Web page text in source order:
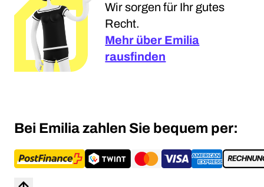
Wir sorgen für Ihr gutes
Recht.
Mehr über Emilia
rausfinden
Bei Emilia zahlen Sie bequem per: